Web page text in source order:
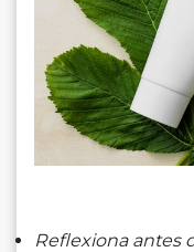
Reflexiona antes